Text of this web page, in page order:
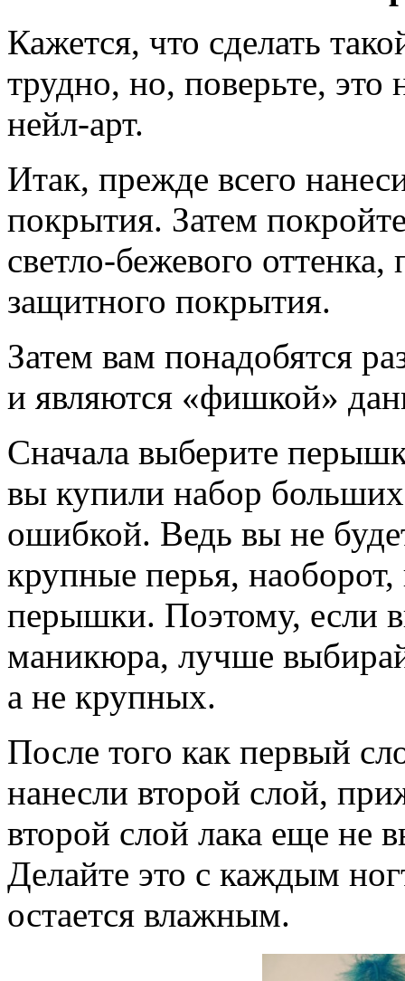
Кажется, что сделать
трудно, но, поверьте,
нейл-арт.
Итак, прежде всего
покрытия. Затем
светло-бежевого
защитного покрытия.
Затем вам понадобятся
и являются «фишкой»
Сначала выберите
вы купили набор
ошибкой. Ведь вы не
крупные перья,
перышки. Поэтому, если
маникюра, лучше
а не крупных.
После того как первый
нанесли второй слой,
второй слой лака еще не
Делайте это с каждым
остается влажным.